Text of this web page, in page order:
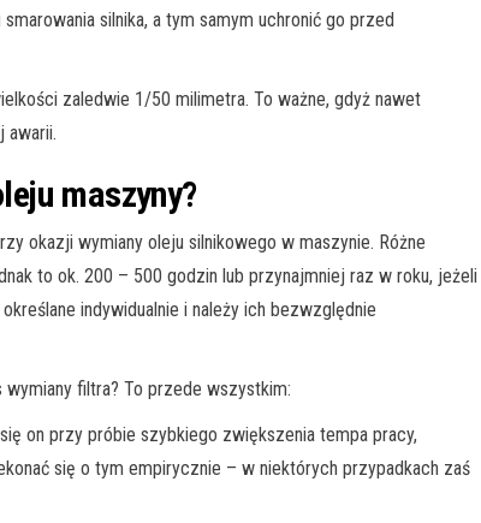
silnika, a tym samym uchronić go przed
zaledwie 1/50 milimetra. To ważne, gdyż nawet
awarii.
maszyny?
okazji wymiany oleju silnikowego w maszynie. Różne
to ok. 200 – 500 godzin lub przynajmniej raz w roku, jeżeli
indywidualnie i należy ich bezwzględnie
filtra? To przede wszystkim:
on przy próbie szybkiego zwiększenia tempa pracy,
się o tym empirycznie – w niektórych przypadkach zaś